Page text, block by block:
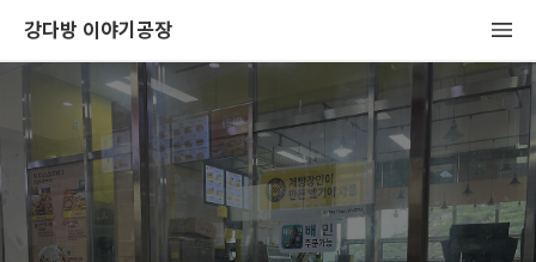
강다방 이야기공장